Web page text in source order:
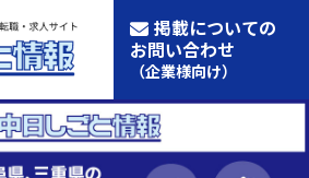
掲載についての
お問い合わせ
（企業様向け）